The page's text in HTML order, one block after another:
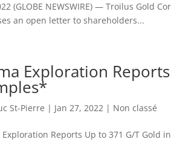
(GLOBE NEWSWIRE) — Troilus Gold
an open letter to shareholders...
Exploration
St-Pierre | Jan 27, 2022 | Non classé
Exploration Reports Up to 371 G/T Gold